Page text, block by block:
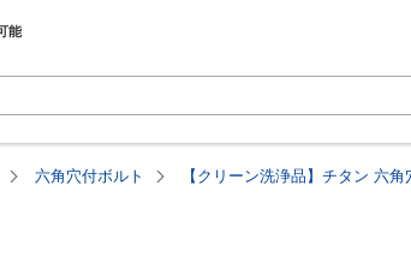
六角穴付ボルト 【クリーン洗浄品】チタン 六